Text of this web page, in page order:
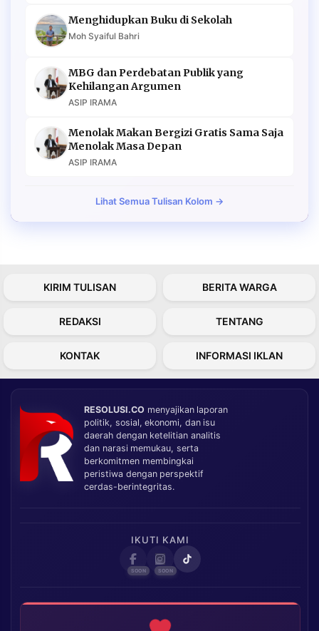
Menghidupkan Buku di Sekolah
Moh Syaiful Bahri
MBG dan Perdebatan Publik yang
Kehilangan Argumen
ASIP IRAMA
Menolak Makan Bergizi Gratis Sama Saja
Menolak Masa Depan
ASIP IRAMA
Lihat Semua Tulisan Kolom →
KIRIM TULISAN BERITA WARGA
REDAKSI TENTANG
KONTAK INFORMASI IKLAN
RESOLUSI.CO menyajikan laporan
politik, sosial, ekonomi, dan isu
daerah dengan ketelitian analitis
dan narasi memukau, serta
berkomitmen membingkai
peristiwa dengan perspektif
cerdas-berintegritas.
IKUTI KAMI